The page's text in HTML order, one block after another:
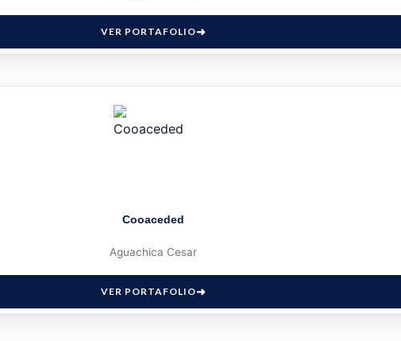
VER PORTAFOLIO
Cooaceded
Aguachica Cesar
VER PORTAFOLIO